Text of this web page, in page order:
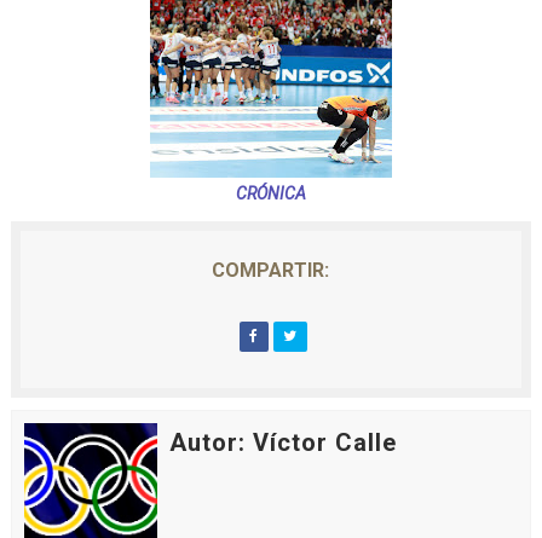
CRÓNICA
COMPARTIR:
Autor: Víctor Calle